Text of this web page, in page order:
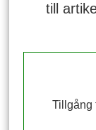
till
Tillgång